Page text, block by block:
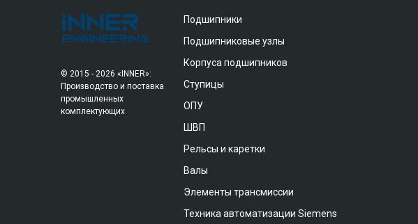
© 2015 - 2026 «INNER»:
Производство и поставка
промышленных
комплектующих
Подшипники
Подшипниковые узлы
Корпуса подшипников
Ступицы
ОПУ
ШВП
Рельсы и каретки
Валы
Элементы трансмиссии
Техника автоматизации Siemens